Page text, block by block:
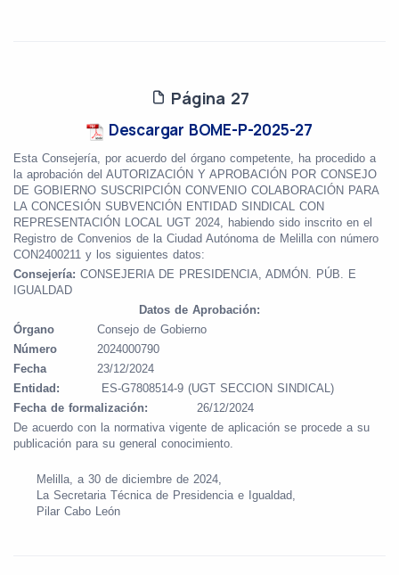
Página 27
Descargar BOME-P-2025-27
Esta Consejería, por acuerdo del órgano competente, ha procedido a
la aprobación del AUTORIZACIÓN Y APROBACIÓN POR CONSEJO
DE GOBIERNO SUSCRIPCIÓN CONVENIO COLABORACIÓN PARA
LA CONCESIÓN SUBVENCIÓN ENTIDAD SINDICAL CON
REPRESENTACIÓN LOCAL UGT 2024, habiendo sido inscrito en el
Registro de Convenios de la Ciudad Autónoma de Melilla con número
CON2400211 y los siguientes datos:
Consejería: CONSEJERIA DE PRESIDENCIA, ADMÓN. PÚB. E
IGUALDAD
Datos de Aprobación:
Órgano
Número
Fecha
Entidad:
Consejo de Gobierno
2024000790
23/12/2024
ES-G7808514-9 (UGT SECCION SINDICAL)
Fecha de formalización:
26/12/2024
De acuerdo con la normativa vigente de aplicación se procede a su
publicación para su general conocimiento.
Melilla, a 30 de diciembre de 2024,
La Secretaria Técnica de Presidencia e Igualdad,
Pilar Cabo León